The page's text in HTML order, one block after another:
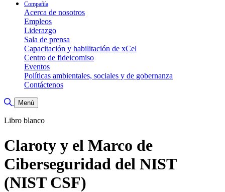
Compañía
Acerca de nosotros
Empleos
Liderazgo
Sala de prensa
Capacitación y habilitación de xCel
Centro de fideicomiso
Eventos
Políticas ambientales, sociales y de gobernanza
Contáctenos
Alternar búsqueda
Menú
Libro blanco
Claroty y el Marco de
Ciberseguridad del NIST
(NIST CSF)